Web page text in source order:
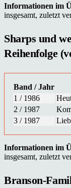
Informationen im
insgesamt, zuletzt
Sharps und
Reihenfolge
Band / Jahr
1 / 1986
2 / 1987
3 / 1987
Informationen im
insgesamt, zuletzt
Branson-